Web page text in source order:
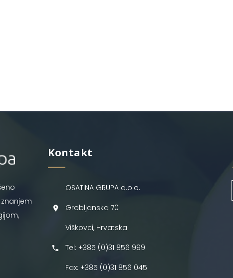
Kontakt
OSATINA GRUPA d.o.o.
Grobljanska 70
Viškovci, Hrvatska
Tel: +385 (0)31 856 999
Fax: +385 (0)31 856 045